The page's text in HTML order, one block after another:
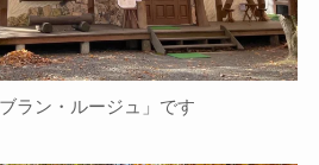
ラン・ルージュ」です